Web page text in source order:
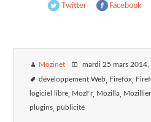
Twitter
Facebook
Mozinet mardi 25 mars 2014
développement Web Firefox
logiciel libre MozFr Mozilla
plugins publicité